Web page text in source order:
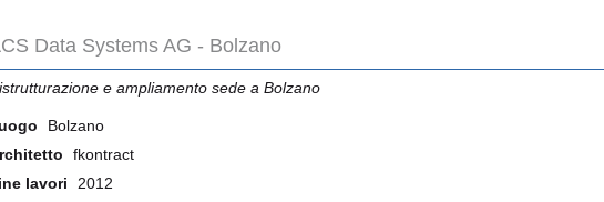
Data Systems AG - Bolzano
e ampliamento sede a Bolzano
Bolzano
fkontract
lavori
2012